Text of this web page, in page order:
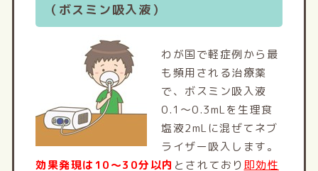
（ボスミン吸入液）
わが国で軽症例から最
も頻用される治療薬
で、ボスミン吸入液
0.1～0.3mLを生理食
塩液2mLに混ぜてネブ
ライザー吸入します。
効果発現は10～30分以内 とされており即効性